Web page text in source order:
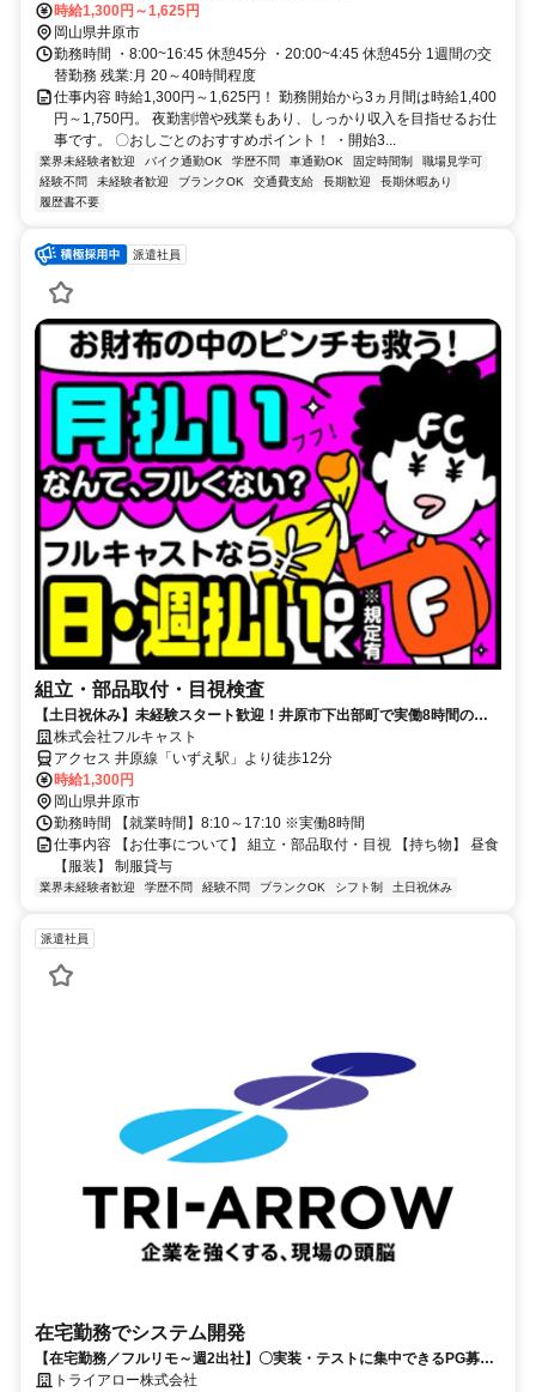
時給1,300円～1,625円
岡山県井原市
勤務時間 ・8:00~16:45 休憩45分 ・20:00~4:45 休憩45分 1週間の交
替勤務 残業:月 20～40時間程度
仕事内容 時給1,300円～1,625円！ 勤務開始から3ヵ月間は時給1,400
円～1,750円。 夜勤割増や残業もあり、しっかり収入を目指せるお仕
事です。 〇おしごとのおすすめポイント！ ・開始3...
業界未経験者歓迎 バイク通勤OK 学歴不問 車通勤OK 固定時間制
職場見学可
経験不問
未経験者歓迎 ブランクOK 交通費支給 長期歓迎
長期休暇あり
履歴書不要
派遣社員
組立・部品取付・目視検査
【土日祝休み】未経験スタート歓迎！井原市下出部町で実働8時間のフ
ルタイムワーク。安定の週5日勤務♪
株式会社フルキャスト
アクセス 井原線「いずえ駅」より徒歩12分
時給1,300円
岡山県井原市
勤務時間 【就業時間】8:10～17:10 ※実働8時間
仕事内容 【お仕事について】 組立・部品取付・目視 【持ち物】 昼食
【服装】 制服貸与
業界未経験者歓迎 学歴不問 経験不問 ブランクOK シフト制 土日祝休み
派遣社員
在宅勤務でシステム開発
【在宅勤務／フルリモ～週2出社】〇実装・テストに集中できるPG募集
〇業務用端末貸与あり
トライアロー株式会社